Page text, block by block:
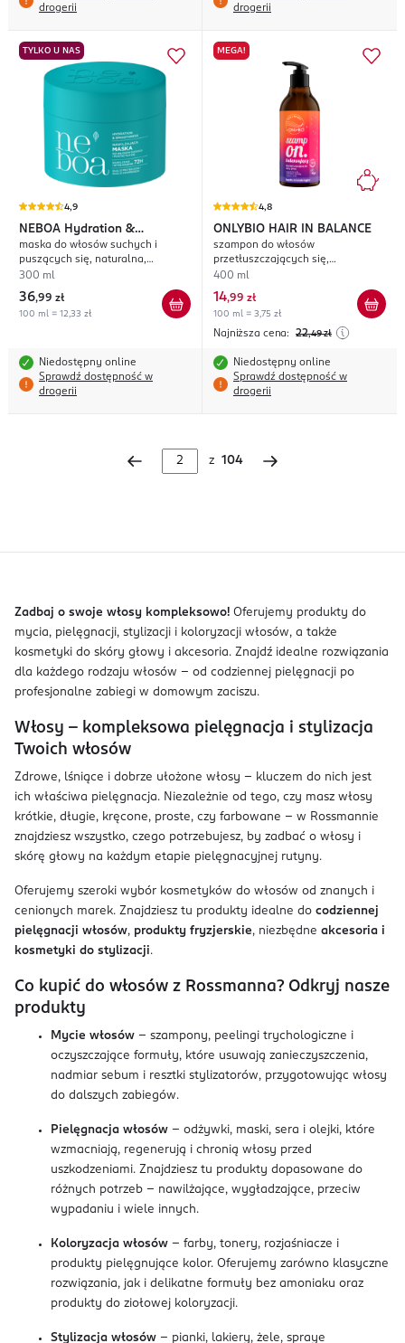
drogerii
drogerii
TYLKO U NAS
4,9
NEBOA Hydration &
Smoothness
maska do włosów suchych i
puszących się, naturalna,
nawilżenie i wygładzenie
300 ml
36,99 zł
100 ml = 12,33 zł
Niedostępny online
Sprawdź dostępność w
drogerii
MEGA!
4,8
ONLYBIO HAIR IN BALANCE
szampon do włosów
przetłuszczających się,
balansujący
400 ml
14,99 zł
100 ml = 3,75 zł
Najniższa cena: 22,49 zł
Niedostępny online
Sprawdź dostępność w
drogerii
z 104
Zadbaj o swoje włosy kompleksowo! Oferujemy produkty do
mycia, pielęgnacji, stylizacji i koloryzacji włosów, a także
kosmetyki do skóry głowy i akcesoria. Znajdź idealne rozwiązania
dla każdego rodzaju włosów – od codziennej pielęgnacji po
profesjonalne zabiegi w domowym zaciszu.
Włosy – kompleksowa pielęgnacja i stylizacja
Twoich włosów
Zdrowe, lśniące i dobrze ułożone włosy - kluczem do nich jest
ich właściwa pielęgnacja. Niezależnie od tego, czy masz włosy
krótkie, długie, kręcone, proste, czy farbowane – w Rossmannie
znajdziesz wszystko, czego potrzebujesz, by zadbać o włosy i
skórę głowy na każdym etapie pielęgnacyjnej rutyny.
Oferujemy szeroki wybór kosmetyków do włosów od znanych i
cenionych marek. Znajdziesz tu produkty idealne do codziennej
pielęgnacji włosów, produkty fryzjerskie, niezbędne akcesoria i
kosmetyki do stylizacji.
Co kupić do włosów z Rossmanna? Odkryj nasze
produkty
Mycie włosów – szampony, peelingi trychologiczne i
oczyszczające formuły, które usuwają zanieczyszczenia,
nadmiar sebum i resztki stylizatorów, przygotowując włosy
do dalszych zabiegów.
Pielęgnacja włosów – odżywki, maski, sera i olejki, które
wzmacniają, regenerują i chronią włosy przed
uszkodzeniami. Znajdziesz tu produkty dopasowane do
różnych potrzeb – nawilżające, wygładzające, przeciw
wypadaniu i wiele innych.
Koloryzacja włosów – farby, tonery, rozjaśniacze i
produkty pielęgnujące kolor. Oferujemy zarówno klasyczne
rozwiązania, jak i delikatne formuły bez amoniaku oraz
produkty do ziołowej koloryzacji.
Stylizacja włosów – pianki, lakiery, żele, spraye